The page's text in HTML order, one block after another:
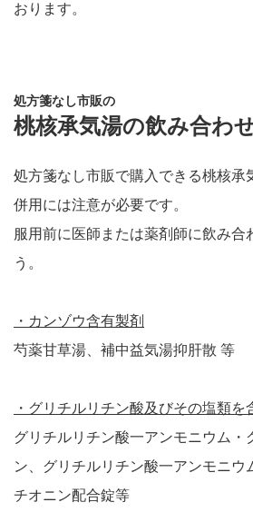
おります。
処方箋なし市販の
桃核承気湯の飲み合わ
処方箋なし市販で購入できる桃核承
併用には注意が必要です。
服用前に医師または薬剤師に飲み合
う。
・カンゾウ含有製剤
芍薬甘草湯、補中益気湯抑肝散 等
・グリチルリチン酸及びその塩類を
グリチルリチン酸一アンモニウム・
ン、グリチルリチン酸一アンモニウ
チオニン配合錠等